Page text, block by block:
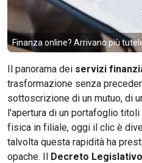
Finanza online? Arrivano più
Il panorama dei servizi
trasformazione senza
sottoscrizione di un mutuo, di
l'apertura di un portafoglio
fisica in filiale, oggi il clic è
talvolta questa rapidità ha
opache. Il Decreto